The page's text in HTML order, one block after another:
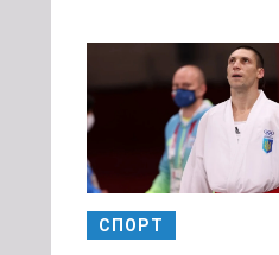
СПОРТ